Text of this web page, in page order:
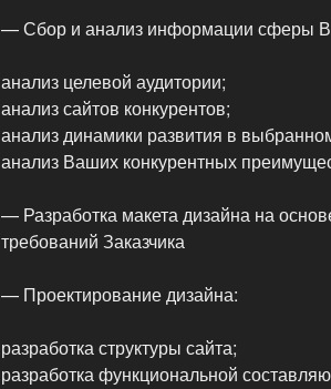
— Сбор и анализ информации сферы
анализ целевой аудитории;
анализ сайтов конкурентов;
анализ динамики развития в
анализ Ваших конкурентных
— Разработка макета дизайна на
требований Заказчика
— Проектирование дизайна:
разработка структуры сайта;
разработка функциональной